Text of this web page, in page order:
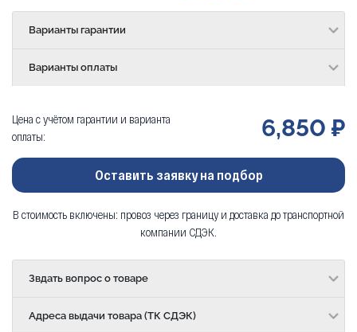
Варианты гарантии
Варианты оплаты
Цена с учётом гарантии и варианта
оплаты:
6,850 ₽
Оставить заявку на подбор
В стоимость включены: провоз через границу и доставка до транспортной
компании СДЭК.
Звдать вопрос о товаре
Адреса выдачи товара (ТК СДЭК)